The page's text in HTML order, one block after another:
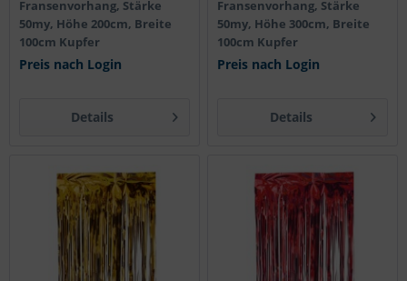
Fransenvorhang, Stärke
50my, Höhe 200cm, Breite
100cm Kupfer
Preis nach Login
Details
Fransenvorhang, Stärke
50my, Höhe 300cm, Breite
100cm Kupfer
Preis nach Login
Details